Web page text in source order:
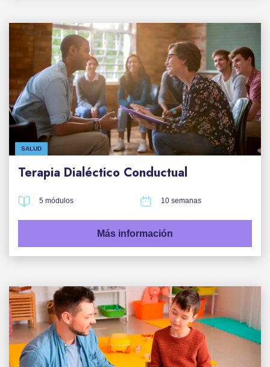
SALUD
Terapia Dialéctico Conductual
5 módulos 10 semanas
Más información